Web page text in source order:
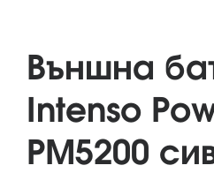
Външна
Intenso
PM5200